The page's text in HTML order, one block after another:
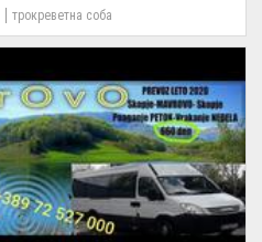
трокреветна соба